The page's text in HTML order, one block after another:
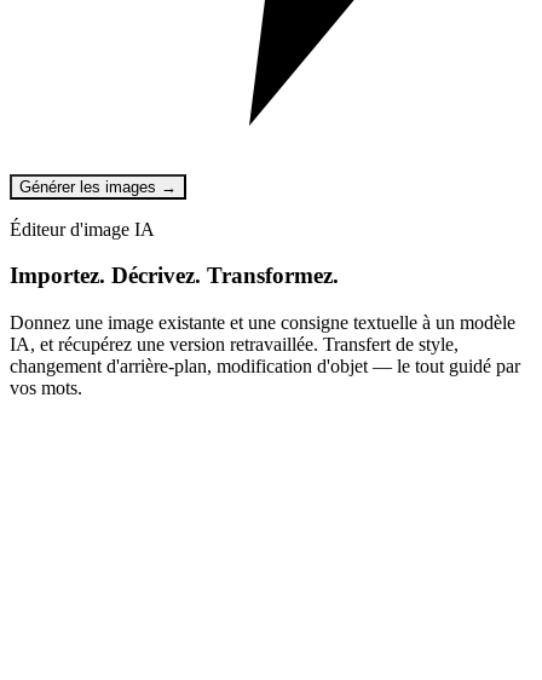
Générer les images →
Éditeur d'image IA
Importez. Décrivez. Transformez.
Donnez une image existante et une consigne textuelle à un modèle
IA, et récupérez une version retravaillée. Transfert de style,
changement d'arrière-plan, modification d'objet — le tout guidé par
vos mots.